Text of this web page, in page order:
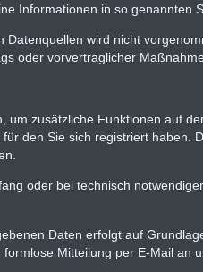
Informationen in so genannten
wird nicht
oder vorvertraglicher
um zusätzliche Funktionen auf
den Sie sich registriert
oder bei technisch
Daten erfolgt auf
Mitteilung per E-Mail